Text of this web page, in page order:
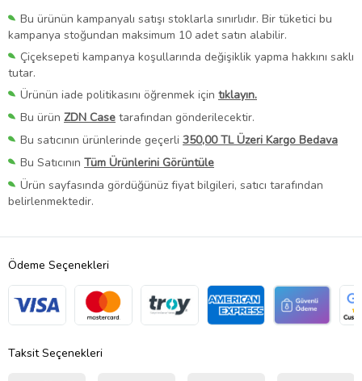
Bu ürünün kampanyalı satışı stoklarla sınırlıdır. Bir tüketici bu
kampanya stoğundan maksimum 10 adet satın alabilir.
Çiçeksepeti kampanya koşullarında değişiklik yapma hakkını saklı
tutar.
Ürünün iade politikasını öğrenmek için tıklayın.
Bu ürün ZDN Case tarafından gönderilecektir.
Bu satıcının ürünlerinde geçerli 350,00 TL Üzeri Kargo Bedava
Bu Satıcının Tüm Ürünlerini Görüntüle
Ürün sayfasında gördüğünüz fiyat bilgileri, satıcı tarafından
belirlenmektedir.
Ödeme Seçenekleri
Taksit Seçenekleri